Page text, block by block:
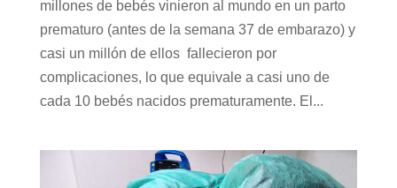
millones de bebés vinieron al mundo en un parto
prematuro (antes de la semana 37 de embarazo) y
casi un millón de ellos fallecieron por
complicaciones, lo que equivale a casi uno de
cada 10 bebés nacidos prematuramente. El...